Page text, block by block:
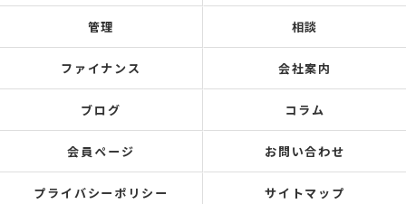
管理 相談
ファイナンス 会社案内
ブログ コラム
会員ページ お問い合わせ
プライバシーポリシー サイトマップ